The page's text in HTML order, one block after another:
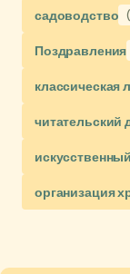
садоводство
Поздравления
классическая
читательский
организация